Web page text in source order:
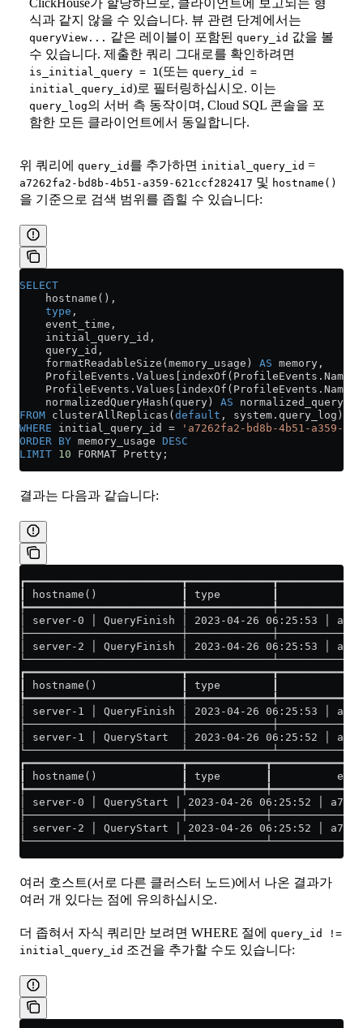
식과 같지 않을 수 있습니다. 뷰 관련 단계에서는
queryView... 같은 레이블이 포함된 query_id 값을 볼
수 있습니다. 제출한 쿼리 그대로를 확인하려면
is_initial_query = 1 (또는 query_id =
initial_query_id)로 필터링하십시오. 이는
query_log의 서버 측 동작이며, Cloud SQL 콘솔을 포
함한 모든 클라이언트에서 동일합니다.
위 쿼리에 query_id 를 추가하면 initial_query_id =
a7262fa2-bd8b-4b51-a359-621ccf282417 및 hostname()
을 기준으로 검색 범위를 좁힐 수 있습니다:
SELECT
    hostname(),
    type
,
    event_time,
    initial_query_id,
    query_id,
    formatReadableSize(memory_usage)
AS memory,
    ProfileEvents
. Values
    ProfileEvents
. Values
    normalizedQueryHash(query)
AS
FROM clusterAllReplicas(default , system . query_log )
WHERE initial_query_id = 'a7262fa2-bd8b-4b51-a359-
ORDER BY memory_usage DESC
LIMIT 10 FORMAT Pretty;
결과는 다음과 같습니다:
┃ hostname()             ┃ type        ┃
│ server-0 │ QueryFinish │ 2023-04-26 06:25:53 │
│ server-2 │ QueryFinish │ 2023-04-26 06:25:53 │
┃ hostname()             ┃ type        ┃
│ server-1 │ QueryFinish │ 2023-04-26 06:25:53 │
│ server-1 │ QueryStart  │ 2023-04-26 06:25:52 │
┃ hostname()             ┃ type       ┃
│ server-0 │ QueryStart │ 2023-04-26 06:25:52 │
│ server-2 │ QueryStart │ 2023-04-26 06:25:52 │
여러 호스트(서로 다른 클러스터 노드)에서 나온 결과가
여러 개 있다는 점에 유의하십시오.
더 좁혀서 자식 쿼리만 보려면 WHERE 절에 query_id !=
initial_query_id 조건을 추가할 수도 있습니다: